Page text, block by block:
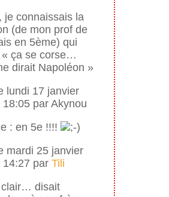
je connaissais la
(de mon prof de
en 5ème) qui
« ça se corse…
dirait Napoléon »
lundi 17 janvier
18:05 par Akynou
: en 5e !!!!
mardi 25 janvier
14:27 par Tili
clair… disait